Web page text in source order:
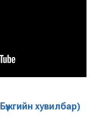
хувилбар)